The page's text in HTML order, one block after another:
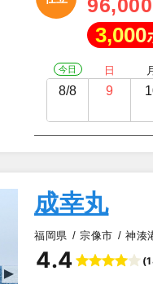
96,000
3,000
今日
8/8
日
9
▲
成幸丸
福岡県 宗像市 神湊
4.4